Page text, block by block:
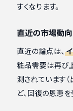
すくなります。
直近の市場動向
直近の論点は、
粧品需要は再び
測されています
ど、回復の恩恵